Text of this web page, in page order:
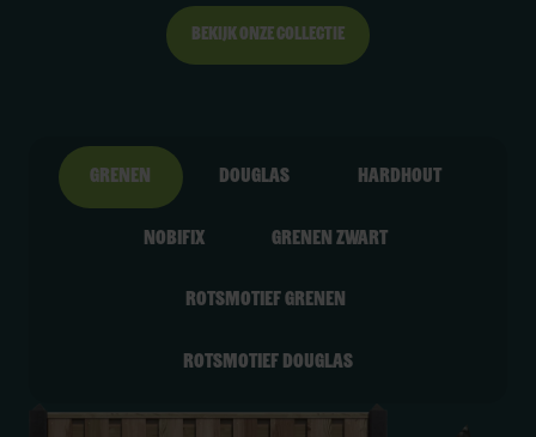
Bekijk onze collectie
Grenen Douglas Hardhout
Nobifix Grenen zwart
Rotsmotief Grenen
Rotsmotief Douglas